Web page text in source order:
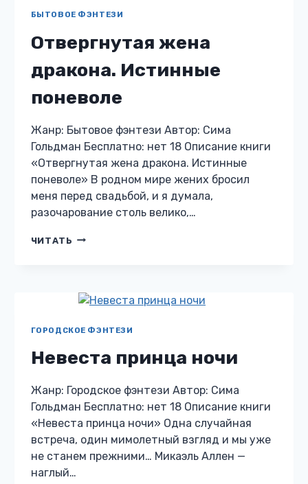
БЫТОВОЕ ФЭНТЕЗИ
Отвергнутая жена
дракона. Истинные
поневоле
Жанр: Бытовое фэнтези Автор: Сима
Гольдман Бесплатно: нет 18 Описание книги
«Отвергнутая жена дракона. Истинные
поневоле» В родном мире жених бросил
меня перед свадьбой, и я думала,
разочарование столь велико,…
ЧИТАТЬ ОТВЕРГНУТАЯ
ПОНЕВОЛЕ
ГОРОДСКОЕ ФЭНТЕЗИ
Невеста принца ночи
Жанр: Городское фэнтези Автор: Сима
Гольдман Бесплатно: нет 18 Описание книги
«Невеста принца ночи» Одна случайная
встреча, один мимолетный взгляд и мы уже
не станем прежними… Микаэль Аллен —
наглый…